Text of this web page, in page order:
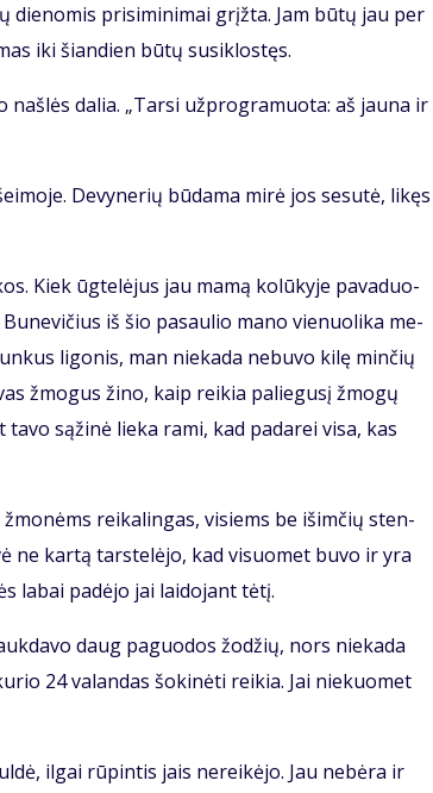
die­no­mis pri­si­mi­ni­mai grįž­ta. Jam bū­tų jau per
iki šian­dien bū­tų su­si­klos­tęs.
da­lia. „Tar­si už­prog­ra­muo­ta: aš jau­na ir
De­vy­ne­rių bū­da­ma mi­rė jos se­su­tė, li­kęs
Kiek ūg­te­lė­jus jau ma­mą ko­lū­ky­je pa­va­duo­
iš šio pa­sau­lio ma­no vie­nuo­li­ka me­
li­go­nis, man nie­ka­da ne­bu­vo ki­lę min­čių
žmo­gus ži­no, kaip rei­kia pa­lie­gu­sį žmo­gų
są­ži­nė lie­ka ra­mi, kad pa­da­rei vi­sa, kas
rei­ka­lin­gas, vi­siems be iš­im­čių sten­
ne kar­tą tars­te­lė­jo, kad vi­suo­met bu­vo ir yra
la­bai pa­dė­jo jai lai­do­jant tė­tį.
daug pa­guo­dos žo­džių, nors nie­ka­da
24 va­lan­das šo­ki­nė­ti rei­kia. Jai nie­kuo­met
il­gai rū­pin­tis jais ne­rei­kė­jo. Jau ne­bė­ra ir